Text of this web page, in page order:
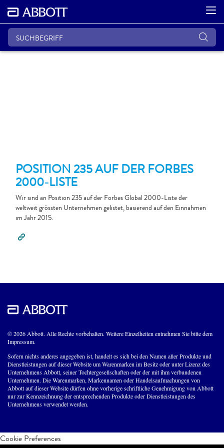
POSITION 235 AUF DER FORBES
2000-LISTE
Wir sind an Position 235 auf der Forbes Global 2000-Liste der
weltweit grössten Unternehmen gelistet, basierend auf den Einnahmen
im Jahr 2015.
© 2026 Abbott. Alle Rechte vorbehalten. Weitere Einzelheiten entnehmen Sie bitte dem
Impressum.
Sofern nichts anderes angegeben ist, handelt es sich bei den Namen aller Produkte und
Dienstleistungen auf dieser Website um Warenmarken im Besitz oder unter Lizenz des
Unternehmens Abbott, seiner Tochtergesellschaften oder der mit ihm verbundenen
Unternehmen. Die Warenmarken, Markennamen oder Handelsaufmachungen von
Abbott auf dieser Website dürfen ohne vorherige schriftliche Genehmigung von Abbott
nur zur Kennzeichnung der entsprechenden Produkte oder Dienstleistungen des
Unternehmens verwendet werden.
Cookie Preferences